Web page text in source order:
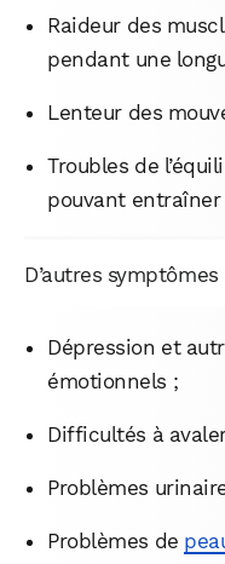
Raideur des
pendant une
Lenteur des
Troubles de
pouvant
D’autres
Dépression et
émotionnels ;
Difficultés à
Problèmes
Problèmes de